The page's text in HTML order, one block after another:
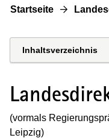
Startseite
Inhaltsverzeichnis
(vormals
Leipzig)